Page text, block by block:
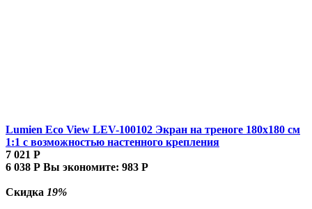
Lumien Eco View LEV-100102 Экран на треноге 180x180 см
1:1 с возможностью настенного крепления
7 021 Р
6 038 Р Вы экономите: 983 Р
Скидка 19%